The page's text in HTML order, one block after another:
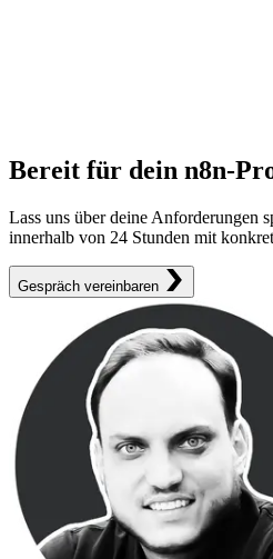
Bereit für dein n8n-
Lass uns über deine Anforderungen
innerhalb von 24 Stunden mit
Gespräch vereinbaren